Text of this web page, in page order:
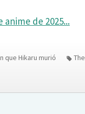
anime de 2025...
que Hikaru murió